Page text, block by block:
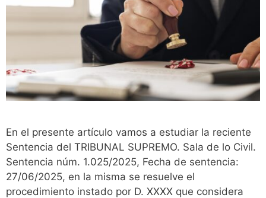
En el presente artículo vamos a estudiar la reciente
Sentencia del TRIBUNAL SUPREMO. Sala de lo Civil.
Sentencia núm. 1.025/2025, Fecha de sentencia:
27/06/2025, en la misma se resuelve el
procedimiento instado por D. XXXX que considera